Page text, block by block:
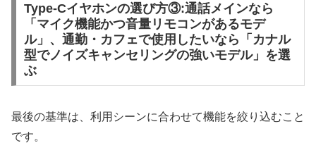
Type-Cイヤホンの選び方③:通話メインなら
「マイク機能かつ音量リモコンがあるモデ
ル」、通勤・カフェで使用したいなら「カナル
型でノイズキャンセリングの強いモデル」を選
ぶ
最後の基準は、利用シーンに合わせて機能を絞り込むこと
です。